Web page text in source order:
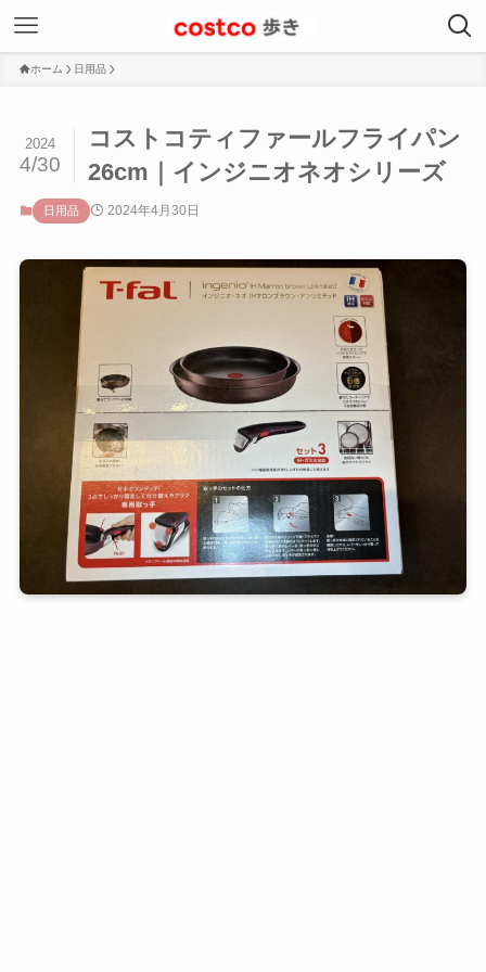
ホーム 日用品
コストコティファールフライパン
26cm｜インジニオネオシリーズ
2024
4/30
日用品 2024年4月30日